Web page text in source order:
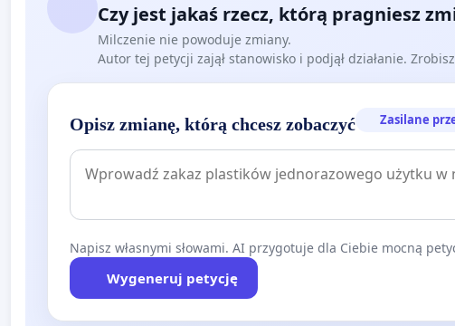
Czy jest jakaś rzecz, którą pragniesz
Milczenie nie powoduje zmiany.
Autor tej petycji zajął stanowisko i podjął działanie.
Opisz zmianę, którą chcesz zobaczyć Zasilane
Napisz własnymi słowami. AI przygotuje dla Ciebie mocną
Wygeneruj petycję